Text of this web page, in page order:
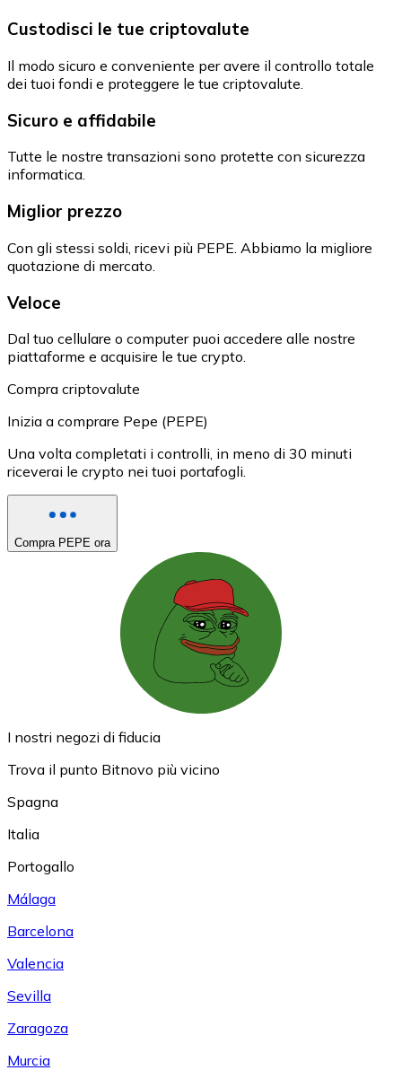
Custodisci le tue criptovalute
Il modo sicuro e conveniente per avere il controllo totale
dei tuoi fondi e proteggere le tue criptovalute.
Sicuro e affidabile
Tutte le nostre transazioni sono protette con sicurezza
informatica.
Miglior prezzo
Con gli stessi soldi, ricevi più PEPE. Abbiamo la migliore
quotazione di mercato.
Veloce
Dal tuo cellulare o computer puoi accedere alle nostre
piattaforme e acquisire le tue crypto.
Compra criptovalute
Inizia a comprare Pepe (PEPE)
Una volta completati i controlli, in meno di 30 minuti
riceverai le crypto nei tuoi portafogli.
Compra PEPE ora
I nostri negozi di fiducia
Trova il punto Bitnovo più vicino
Spagna
Italia
Portogallo
Málaga
Barcelona
Valencia
Sevilla
Zaragoza
Murcia